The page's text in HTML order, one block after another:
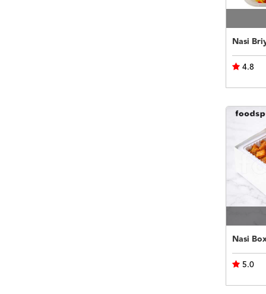
Nasi
4.8
Nasi
5.0